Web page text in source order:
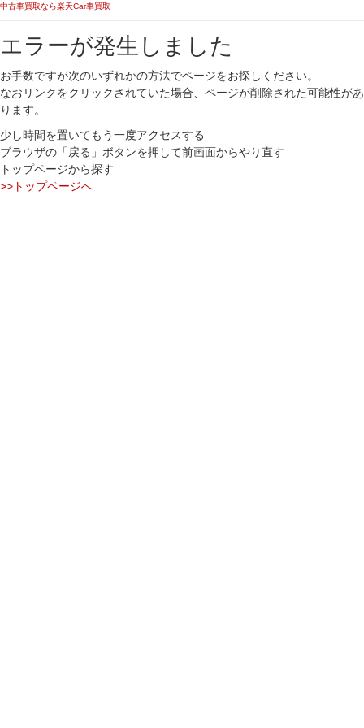
中古車買取なら楽天Car車買取
エラーが発生しました
お手数ですが次のいずれかの方法でページをお探しください。
なおリンクをクリックされていた場合、ページが削除された可能性があ
ります。
少し時間を置いてもう一度アクセスする
ブラウザの「戻る」ボタンを押して前画面からやり直す
トップページから探す
>>トップページへ